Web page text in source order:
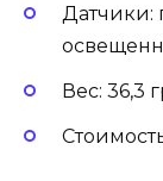
Датчики:
Вес: 36,3